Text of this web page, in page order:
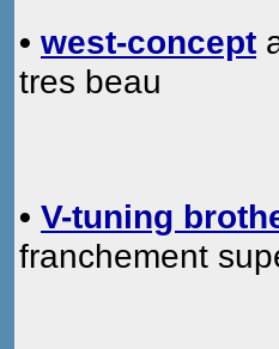
• west-concept
tres beau
• V-tuning
franchement